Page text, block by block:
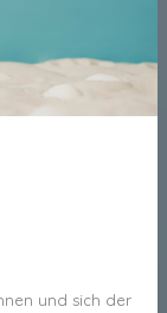
und sich der